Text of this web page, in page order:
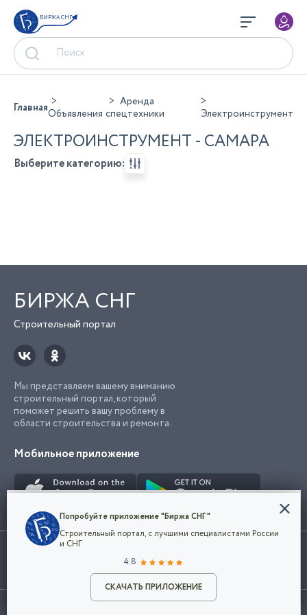
БИРЖА СНГ
Разместить объявление
ГлавнаяОбъявления
Аренда
спецтехники
Электроинструмент
ЭЛЕКТРОИНСТРУМЕНТ - САМАРА
Выберите категорию:
БИРЖА СНГ
Строительный портал
Мы представляем вашему вниманию
строительный портал, который
поможет решить вашу проблему в
области строительства и ремонта.
Мобильное приложение
Использование сайта, в том числе подача объявлений, означает
марки представленные на сайте являются собственностью их
©2026Биржа СНГ
Конфиденциальность
Мы используем файлы cookie, чтобы сделать
наш сайт удобным для каждого
Политикой конфиденциальности компании
и принимаете условия использования cookie.
Попробуйте приложение "Биржа СНГ"
Строительный портал, с лучшими специалистами России
и СНГ
4.8
СКАЧАТЬ ПРИЛОЖЕНИЕ